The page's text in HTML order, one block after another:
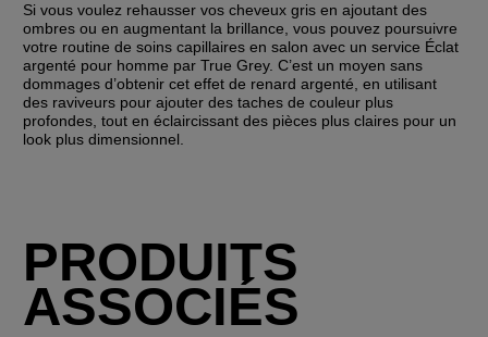
Si vous voulez rehausser vos cheveux gris en ajoutant des
ombres ou en augmentant la brillance, vous pouvez poursuivre
votre routine de soins capillaires en salon avec un service Éclat
argenté pour homme par True Grey. C’est un moyen sans
dommages d’obtenir cet effet de renard argenté, en utilisant
des raviveurs pour ajouter des taches de couleur plus
profondes, tout en éclaircissant des pièces plus claires pour un
look plus dimensionnel.
PRODUITS
ASSOCIÉS